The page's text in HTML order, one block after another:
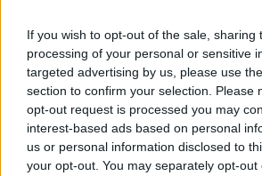
If you wish to opt-out of the sale, sharing
processing of your personal or sensitive
targeted advertising by us, please use
section to confirm your selection. Please
opt-out request is processed you may
interest-based ads based on personal
us or personal information disclosed to
your opt-out. You may separately opt-
MTI-rövidek: